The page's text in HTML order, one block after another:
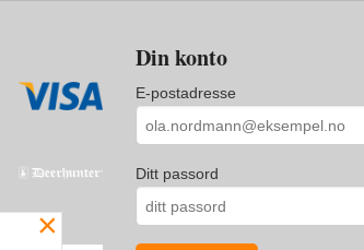
Din konto
E-postadresse
Ditt passord
×